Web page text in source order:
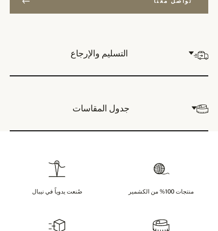
التسليم والإرجاع
جدول المقاسات
منتجات 100% من الكشمير صُنعت يدوياً في نيبال